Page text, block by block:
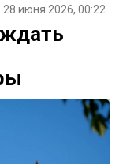
28 июня 2026, 00:22